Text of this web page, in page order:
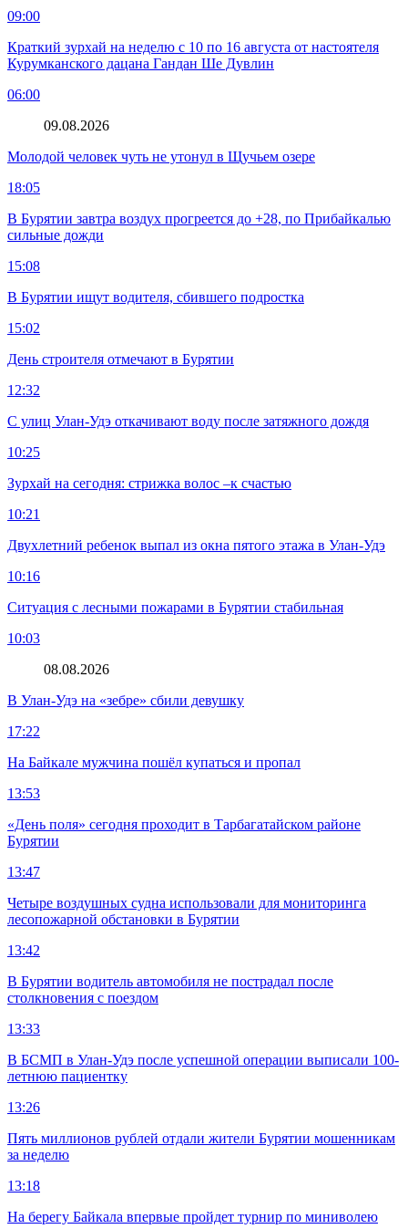
09:00
Краткий зурхай на неделю с 10 по 16 августа от настоятеля
Курумканского дацана Гандан Ше Дувлин
06:00
09.08.2026
Молодой человек чуть не утонул в Щучьем озере
18:05
В Бурятии завтра воздух прогреется до +28, по Прибайкалью
сильные дожди
15:08
В Бурятии ищут водителя, сбившего подростка
15:02
День строителя отмечают в Бурятии
12:32
С улиц Улан-Удэ откачивают воду после затяжного дождя
10:25
Зурхай на сегодня: стрижка волос –к счастью
10:21
Двухлетний ребенок выпал из окна пятого этажа в Улан-Удэ
10:16
Ситуация с лесными пожарами в Бурятии стабильная
10:03
08.08.2026
В Улан-Удэ на «зебре» сбили девушку
17:22
На Байкале мужчина пошёл купаться и пропал
13:53
«День поля» сегодня проходит в Тарбагатайском районе
Бурятии
13:47
Четыре воздушных судна использовали для мониторинга
лесопожарной обстановки в Бурятии
13:42
В Бурятии водитель автомобиля не пострадал после
столкновения с поездом
13:33
В БСМП в Улан-Удэ после успешной операции выписали 100-
летнюю пациентку
13:26
Пять миллионов рублей отдали жители Бурятии мошенникам
за неделю
13:18
На берегу Байкала впервые пройдет турнир по миниволею